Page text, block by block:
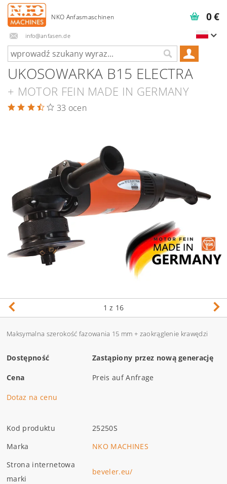
info@anfasen.de
0 €
UKOSOWARKA B15 ELECTRA
+ MOTOR FEIN MADE IN GERMANY
33 ocen
1 z 16
Maksymalna szerokość fazowania 15 mm + zaokrąglenie krawędzi
Dostępność Zastąpiony przez nową generację
Cena Preis auf Anfrage
Dotaz na cenu
Kod produktu
25250S
Marka
NKO MACHINES
Strona internetowa
marki
beveler.eu/